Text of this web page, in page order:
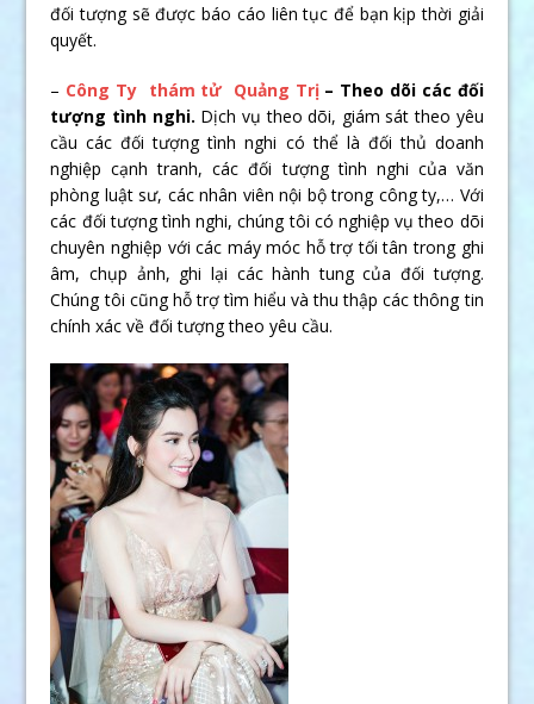
đối tượng sẽ được báo cáo liên tục để bạn kịp thời giải
quyết.
– Công Ty thám tử Quảng Trị– Theo dõi các đối
tượng tình nghi. Dịch vụ theo dõi, giám sát theo yêu
cầu các đối tượng tình nghi có thể là đối thủ doanh
nghiệp cạnh tranh, các đối tượng tình nghi của văn
phòng luật sư, các nhân viên nội bộ trong công ty,… Với
các đối tượng tình nghi, chúng tôi có nghiệp vụ theo dõi
chuyên nghiệp với các máy móc hỗ trợ tối tân trong ghi
âm, chụp ảnh, ghi lại các hành tung của đối tượng.
Chúng tôi cũng hỗ trợ tìm hiểu và thu thập các thông tin
chính xác về đối tượng theo yêu cầu.